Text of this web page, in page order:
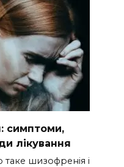
симптоми,
лікування
таке шизофренія і